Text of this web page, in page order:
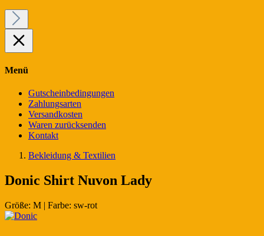
Menü
Gutscheinbedingungen
Zahlungsarten
Versandkosten
Waren zurücksenden
Kontakt
Bekleidung & Textilien
Donic Shirt Nuvon Lady
Größe: M | Farbe: sw-rot